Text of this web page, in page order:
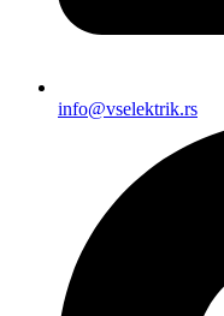
info@vselektrik.rs